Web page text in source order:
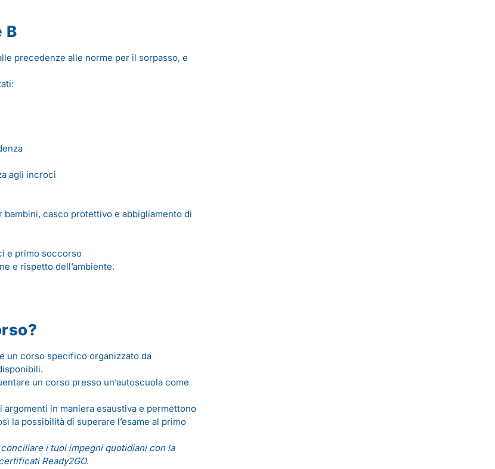
B
precedenze alle norme per il sorpasso, e
agli incroci
casco protettivo e abbigliamento di
e primo soccorso
e rispetto dell’ambiente.
un corso specifico organizzato da
un corso presso un’autoscuola come
in maniera esaustiva e permettono
la possibilità di superare l’esame al primo
i tuoi impegni quotidiani con la
Ready2GO.